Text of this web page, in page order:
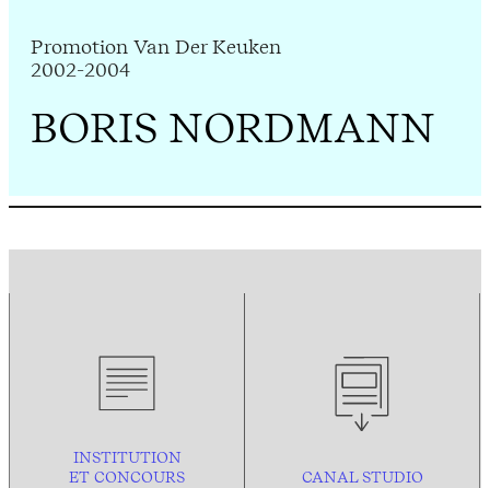
Promotion Van Der Keuken
2002-2004
BORIS NORDMANN
INSTITUTION
ET CONCOURS
CANAL STUDIO